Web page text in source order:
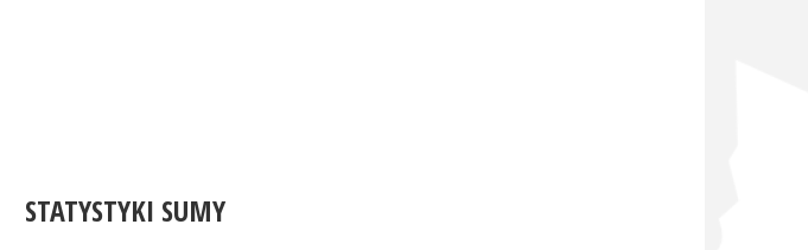
STATYSTYKI SUMY